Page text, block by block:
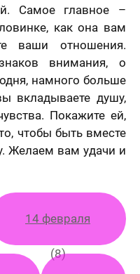
Самое главное –
как она вам
ваши отношения.
внимания, о
намного больше
вкладываете душу,
Покажите ей,
чтобы быть вместе
Желаем вам удачи и
14 февраля
(8)
я даю свое
персональных
законом
«О персональных
определенных в
На день рождение